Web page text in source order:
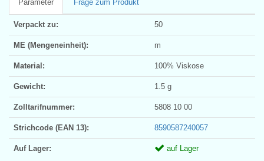
Parameter Frage zum Produkt
Verpackt zu: 50
ME (Mengeneinheit): m
Material: 100% Viskose
Gewicht: 1.5 g
Zolltarifnummer: 5808 10 00
Strichcode (EAN 13): 8590587240057
Auf Lager: auf Lager